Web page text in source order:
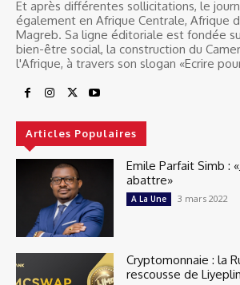
Et après différentes sollicitations, le
également en Afrique Centrale, Afrique
Magreb. Sa ligne éditoriale est fondée
bien-être social, la construction du
l'Afrique, à travers son slogan «Ecrire
Articles Populaires
Emile Parfait Simb :
abattre»
A La Une 3 mars 2022
Cryptomonnaie : la
rescousse de